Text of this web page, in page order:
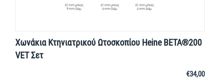
Χωνάκια Κτηνιατρικού Ωτοσκοπίου Heine BΕΤΑ®200
VET Σετ
€34,00